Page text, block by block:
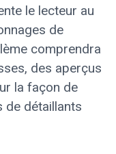
le lecteur au
de
comprendra
des aperçus
la façon de
de détaillants